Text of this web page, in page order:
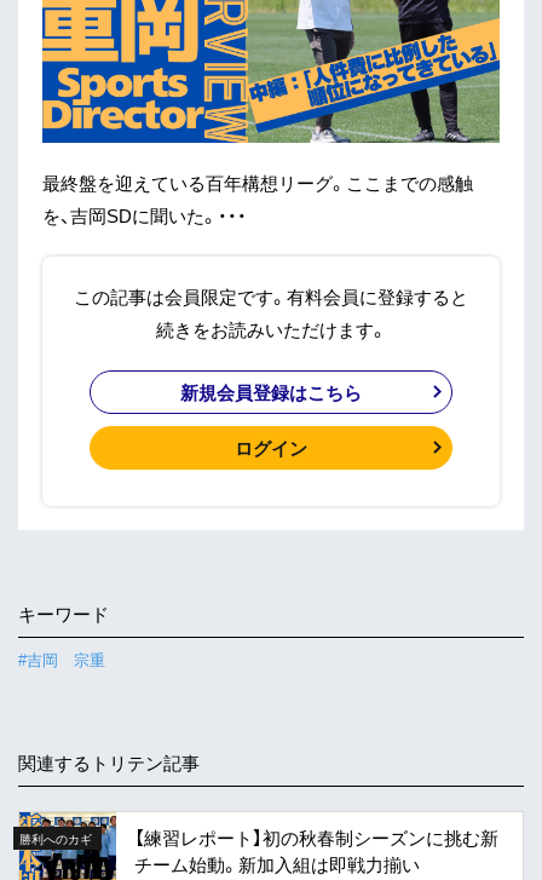
最終盤を迎えている百年構想リーグ。ここまでの感触
を、吉岡SDに聞いた。・・・
この記事は会員限定です。有料会員に登録すると
続きをお読みいただけます。
新規会員登録はこちら
ログイン
キーワード
#吉岡 宗重
関連するトリテン記事
勝利へのカギ
【練習レポート】初の秋春制シーズンに挑む新
チーム始動。新加入組は即戦力揃い